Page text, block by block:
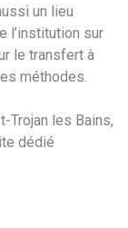
un lieu
l’institution sur
le transfert à
méthodes.
Trojan les Bains,
dédié